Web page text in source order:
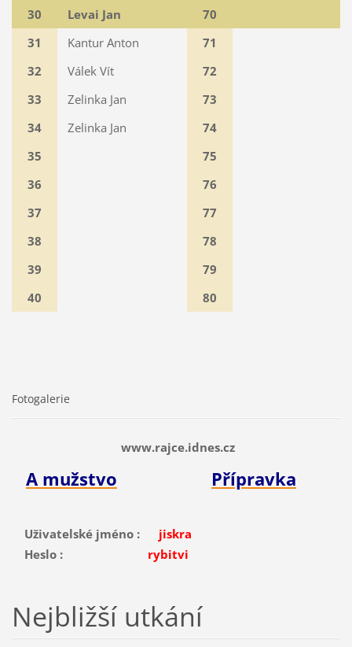
30
Levai Jan
70
31
Kantur Anton
71
32
Válek Vít
72
33
Zelinka Jan
73
34
Zelinka Jan
74
35
75
36
76
37
77
38
78
39
79
40
80
Fotogalerie
www.rajce.idnes.cz
A mužstvo Přípravka
Uživatelské jméno : jiskra
Heslo : rybitvi
Nejbližší utkání